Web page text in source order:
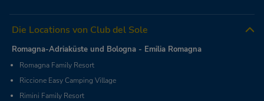
Die Locations von Club del Sole
Romagna-Adriaküste und Bologna - Emilia Romagna
Romagna Family Resort
Riccione Easy Camping Village
Rimini Family Resort